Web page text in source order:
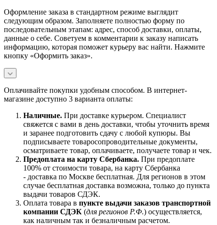
Оформление заказа в стандартном режиме выглядит
следующим образом. Заполняете полностью форму по
последовательным этапам: адрес, способ доставки, оплаты,
данные о себе. Советуем в комментарии к заказу написать
информацию, которая поможет курьеру вас найти. Нажмите
кнопку «Оформить заказ».
Оплачивайте покупки удобным способом. В интернет-
магазине доступно 3 варианта оплаты:
Наличные. При доставке курьером. Специалист
свяжется с вами в день доставки, чтобы уточнить время
и заранее подготовить сдачу с любой купюры. Вы
подписываете товаросопроводительные документы,
осматриваете товар, оплачиваете, получаете товар и чек.
Предоплата на карту Сбербанка. При предоплате
100% от стоимости товара, на карту Сбербанка
- доставка по Москве бесплатная. Для регионов в этом
случае бесплатная доставка возможна, только до пункта
выдачи товаров СДЭК.
Оплата товара в пункте выдачи заказов транспортной
компании СДЭК (для регионов Р.Ф.) осуществляется,
как наличным так и безналичным расчетом.